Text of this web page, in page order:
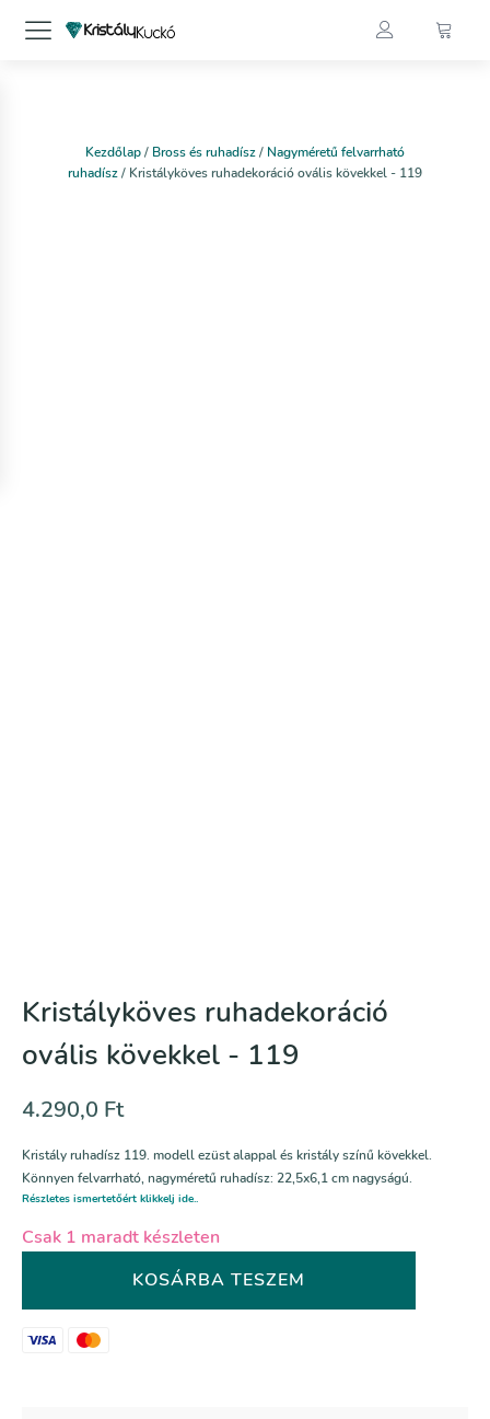
Kezdőlap/ Bross és ruhadísz/ Nagyméretű felvarrható
ruhadísz/ Kristályköves ruhadekoráció ovális kövekkel - 119
Kristályköves ruhadekoráció
ovális kövekkel - 119
4.290,0 Ft
Kristály ruhadísz 119. modell ezüst alappal és kristály színű kövekkel.
Könnyen felvarrható, nagyméretű ruhadísz: 22,5x6,1 cm nagyságú.
Részletes ismertetőért klikkelj ide..
Csak 1 maradt készleten
ovális
kövekkel
KOSÁRBA TESZEM